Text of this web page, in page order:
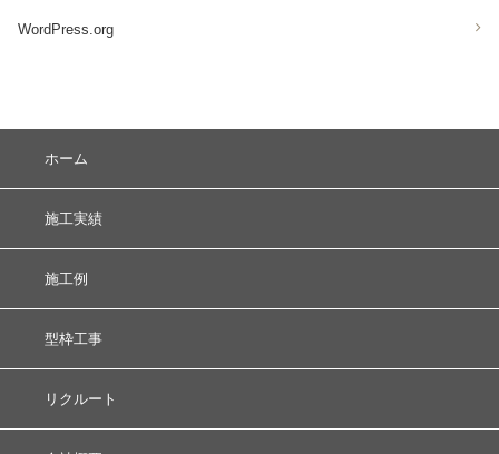
WordPress.org
ホーム
施工実績
施工例
型枠工事
リクルート